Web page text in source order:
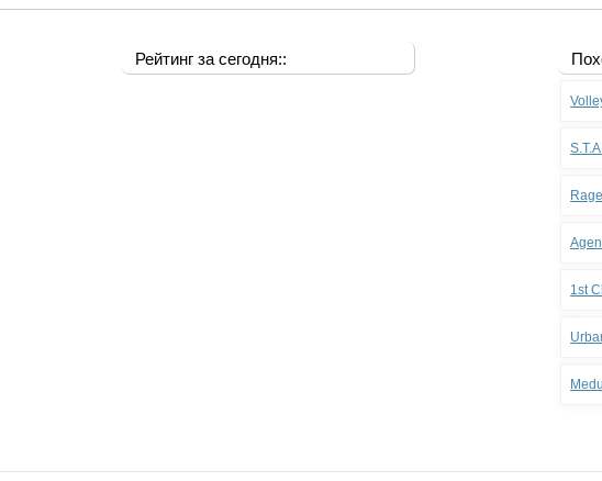
Рейтинг за сегодня::
1st